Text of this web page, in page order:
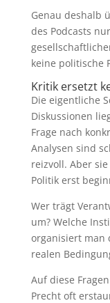
Genau deshalb
des Podcasts
keine politische
Kritik ersetzt
Die eigentliche
Diskussionen
Frage nach
Analysen sind
reizvoll. Aber
Politik erst
Wer trägt
um? Welche
organisiert man
realen
Auf diese
Precht oft